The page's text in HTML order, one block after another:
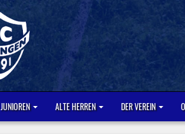
JUNIOREN ALTE HERREN DER VEREIN